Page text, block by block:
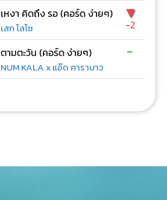
เหงา คิดถึง รอ (คอร์ด ง่ายๆ)
เสก โลโซ
▼
-2
ตามตะวัน (คอร์ด ง่ายๆ)
NUM KALA x แอ๊ด คาราบาว
-